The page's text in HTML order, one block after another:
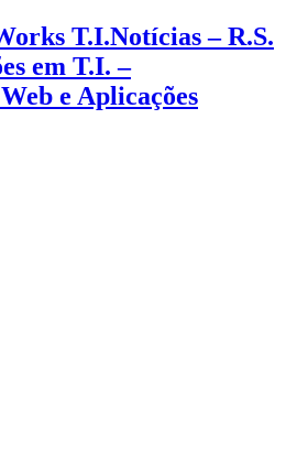
Notícias – R.S.
em T.I. –
e Aplicações